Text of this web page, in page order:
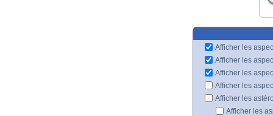
Afficher les
Afficher les
Afficher les
Afficher les
Afficher les
Afficher les